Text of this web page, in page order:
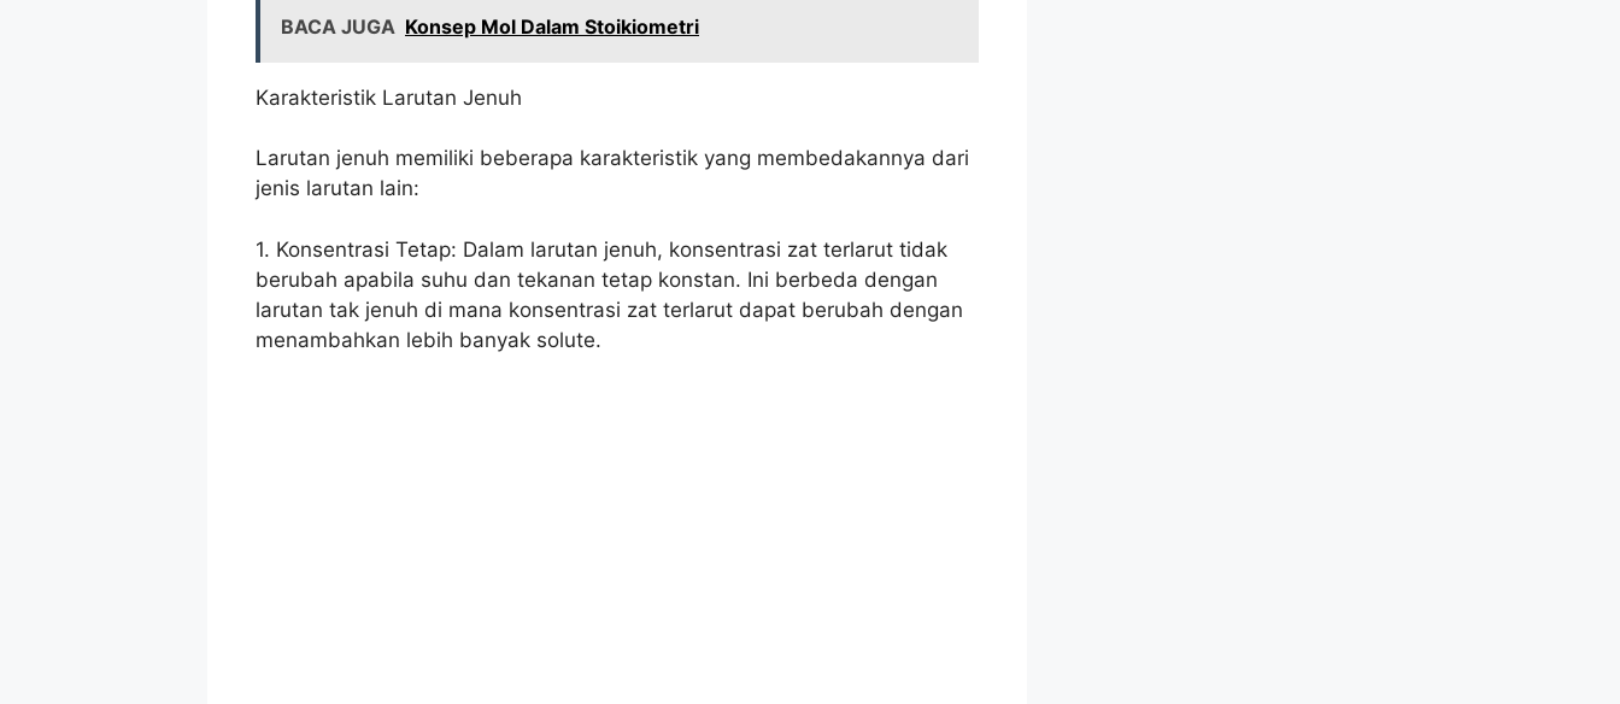
BACA JUGA Konsep Mol Dalam Stoikiometri
Karakteristik Larutan Jenuh
Larutan jenuh memiliki beberapa karakteristik yang membedakannya dari
jenis larutan lain:
1. Konsentrasi Tetap: Dalam larutan jenuh, konsentrasi zat terlarut tidak
berubah apabila suhu dan tekanan tetap konstan. Ini berbeda dengan
larutan tak jenuh di mana konsentrasi zat terlarut dapat berubah dengan
menambahkan lebih banyak solute.